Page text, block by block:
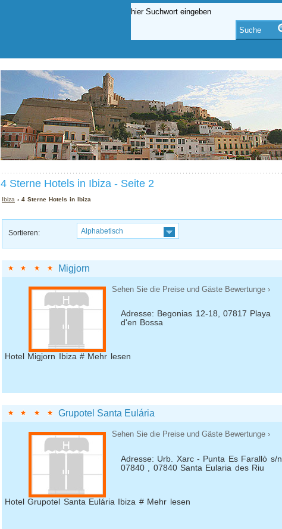
4 Sterne Hotels in Ibiza - Seite 2
Ibiza › 4 Sterne Hotels in Ibiza
Sortieren: Alphabetisch
Migjorn
Sehen Sie die Preise und Gäste Bewertunge ›
Adresse: Begonias 12-18, 07817 Playa
d'en Bossa
Hotel Migjorn Ibiza # Mehr lesen
Grupotel Santa Eulária
Sehen Sie die Preise und Gäste Bewertunge ›
Adresse: Urb. Xarc - Punta Es Farallò s/n,
07840 , 07840 Santa Eularia des Riu
Hotel Grupotel Santa Eulária Ibiza # Mehr lesen
Suche